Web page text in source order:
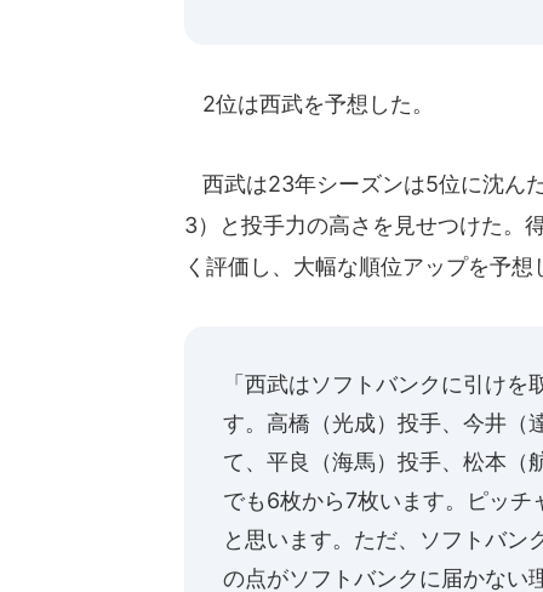
2位は西武を予想した。
西武は23年シーズンは5位に沈ん
3）と投手力の高さを見せつけた。
く評価し、大幅な順位アップを予想
「西武はソフトバンクに引け
す。高橋（光成）投手、今井（
て、平良（海馬）投手、松本（
でも6枚から7枚います。ピッ
と思います。ただ、ソフトバン
の点がソフトバンクに届かない